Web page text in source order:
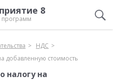
8
программ
НДС
добавленную стоимость
налогу на